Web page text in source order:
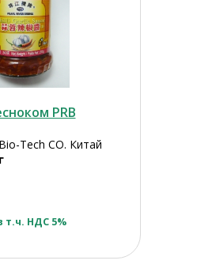
PRB
Tech CO. Китай
т.ч. НДС 5%